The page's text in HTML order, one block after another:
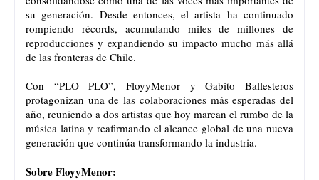
su generación. Desde entonces, el artista ha continuado
rompiendo récords, acumulando miles de millones de
reproducciones y expandiendo su impacto mucho más allá
de las fronteras de Chile.
Con “PLO PLO”, FloyyMenor y Gabito Ballesteros
protagonizan una de las colaboraciones más esperadas del
año, reuniendo a dos artistas que hoy marcan el rumbo de la
música latina y reafirmando el alcance global de una nueva
generación que continúa transformando la industria.
Sobre FloyyMenor: